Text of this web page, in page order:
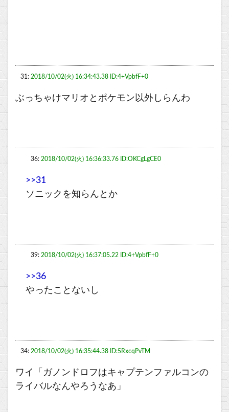
31: 2018/10/02(火) 16:34:43.38 ID:4+VpbfF+0
ぶっちゃけマリオとポケモン以外しらんわ
36: 2018/10/02(火) 16:36:33.76 ID:OKCgLgCE0
>>31
ソニックを知らんとか
39: 2018/10/02(火) 16:37:05.22 ID:4+VpbfF+0
>>36
やったことないし
34: 2018/10/02(火) 16:35:44.38 ID:5RxcqPvTM
ワイ「ガノンドロフはキャプテンファルコンの
ライバルなんやろうなあ」